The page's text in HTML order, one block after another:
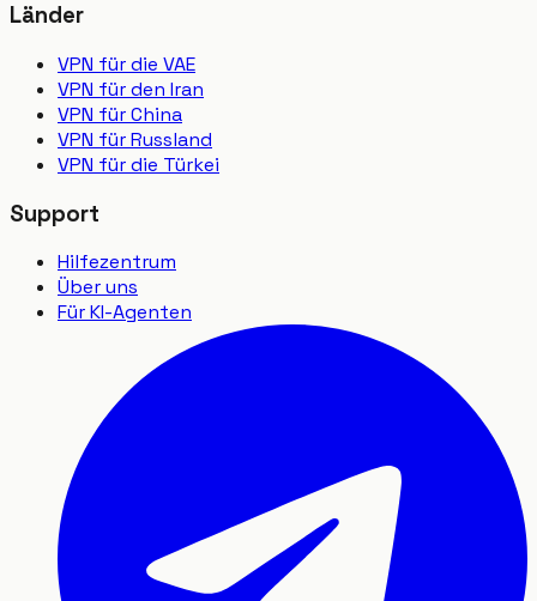
Länder
VPN für die VAE
VPN für den Iran
VPN für China
VPN für Russland
VPN für die Türkei
Support
Hilfezentrum
Über uns
Für KI-Agenten